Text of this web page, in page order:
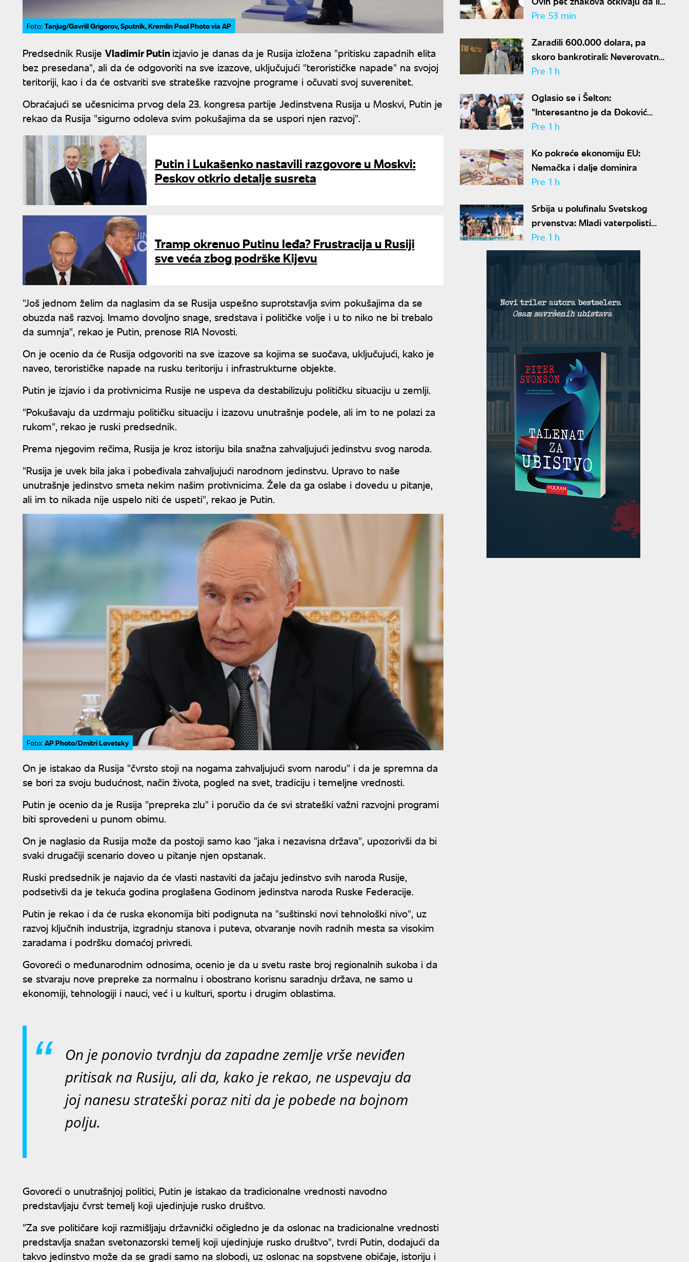
Foto: Tanjug/Gavriil Grigorov, Sputnik, Kremlin Pool Photo via AP
Predsednik Rusije Vladimir Putinizjavio je danas da je Rusija izložena "pritisku zapadnih elita
bez presedana", ali da će odgovoriti na sve izazove, uključujući "terorističke napade" na svojoj
teritoriji, kao i da će ostvariti sve strateške razvojne programe i očuvati svoj suverenitet.
Obraćajući se učesnicima prvog dela 23. kongresa partije Jedinstvena Rusija u Moskvi, Putin je
rekao da Rusija "sigurno odoleva svim pokušajima da se uspori njen razvoj".
Putin i Lukašenko nastavili razgovore u Moskvi:
Peskov otkrio detalje susreta
Tramp okrenuo Putinu leđa? Frustracija u Rusiji
sve veća zbog podrške Kijevu
"Još jednom želim da naglasim da se Rusija uspešno suprotstavlja svim pokušajima da se
obuzda naš razvoj. Imamo dovoljno snage, sredstava i političke volje i u to niko ne bi trebalo
da sumnja", rekao je Putin, prenose RIA Novosti.
On je ocenio da će Rusija odgovoriti na sve izazove sa kojima se suočava, uključujući, kako je
naveo, terorističke napade na rusku teritoriju i infrastrukturne objekte.
Putin je izjavio i da protivnicima Rusije ne uspeva da destabilizuju političku situaciju u zemlji.
"Pokušavaju da uzdrmaju političku situaciju i izazovu unutrašnje podele, ali im to ne polazi za
rukom", rekao je ruski predsednik.
Prema njegovim rečima, Rusija je kroz istoriju bila snažna zahvaljujući jedinstvu svog naroda.
"Rusija je uvek bila jaka i pobeđivala zahvaljujući narodnom jedinstvu. Upravo to naše
unutrašnje jedinstvo smeta nekim našim protivnicima. Žele da ga oslabe i dovedu u pitanje,
ali im to nikada nije uspelo niti će uspeti", rekao je Putin.
Foto: AP Photo/Dmitri Lovetsky
On je istakao da Rusija "čvrsto stoji na nogama zahvaljujući svom narodu" i da je spremna da
se bori za svoju budućnost, način života, pogled na svet, tradiciju i temeljne vrednosti.
Putin je ocenio da je Rusija "prepreka zlu" i poručio da će svi strateški važni razvojni programi
biti sprovedeni u punom obimu.
On je naglasio da Rusija može da postoji samo kao "jaka i nezavisna država", upozorivši da bi
svaki drugačiji scenario doveo u pitanje njen opstanak.
Ruski predsednik je najavio da će vlasti nastaviti da jačaju jedinstvo svih naroda Rusije,
podsetivši da je tekuća godina proglašena Godinom jedinstva naroda Ruske Federacije.
Putin je rekao i da će ruska ekonomija biti podignuta na "suštinski novi tehnološki nivo", uz
razvoj ključnih industrija, izgradnju stanova i puteva, otvaranje novih radnih mesta sa visokim
zaradama i podršku domaćoj privredi.
Govoreći o međunarodnim odnosima, ocenio je da u svetu raste broj regionalnih sukoba i da
se stvaraju nove prepreke za normalnu i obostrano korisnu saradnju država, ne samo u
ekonomiji, tehnologiji i nauci, već i u kulturi, sportu i drugim oblastima.
On je ponovio tvrdnju da zapadne zemlje vrše neviđen
pritisak na Rusiju, ali da, kako je rekao, ne uspevaju da
joj nanesu strateški poraz niti da je pobede na bojnom
polju.
Govoreći o unutrašnjoj politici, Putin je istakao da tradicionalne vrednosti navodno
predstavljaju čvrst temelj koji ujedinjuje rusko društvo.
"Za sve političare koji razmišljaju državnički očigledno je da oslonac na tradicionalne vrednosti
predstavlja snažan svetonazorski temelj koji ujedinjuje rusko društvo", tvrdi Putin, dodajući da
takvo jedinstvo može da se gradi samo na slobodi, uz oslonac na sopstvene običaje, istoriju i
se nalazite na nečijoj "crnoj listi"
Pre 53 min
Zaradili 600.000 dolara, pa
skoro bankrotirali: Neverovatna
ispovest Meta Dejmona o paklu
Pre 1 h
Oglasio se i Šelton:
"Interesantno je da Đoković
predlaže skraćenje mečeva..."
Pre 1 h
Ko pokreće ekonomiju EU:
Nemačka i dalje dominira
Pre 1 h
Srbija u polufinalu Svetskog
prvenstva: Mladi vaterpolisti
srušili Brazil, sada ih čeka
Hrvatska
Pre 1 h